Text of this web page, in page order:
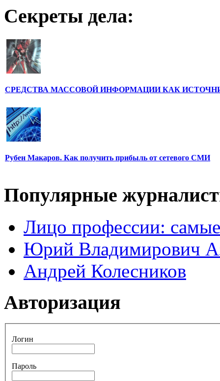
Секреты дела:
СРЕДСТВА МАССОВОЙ ИНФОРМАЦИИ КАК
Рубен Макаров. Как получить прибыль от сетевого СМИ
Популярные
Лицо профессии:
Юрий Владимирович
Андрей Колесников
Авторизация
Логин
Пароль